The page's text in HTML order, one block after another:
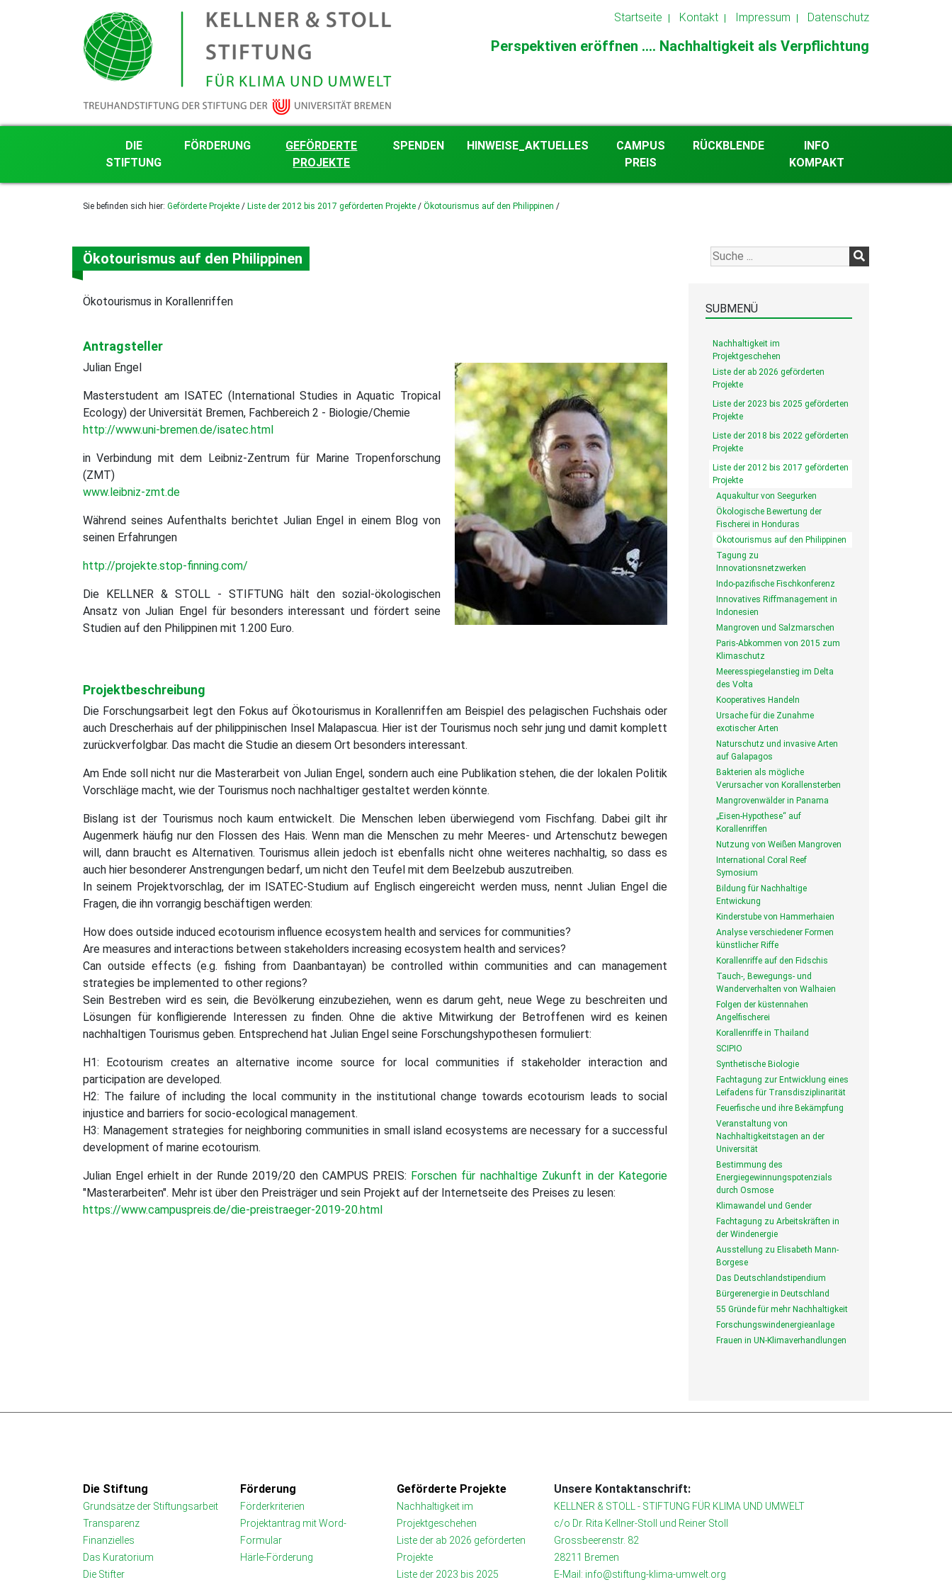
Startseite Kontakt Impressum Datenschutz
Perspektiven eröffnen .... Nachhaltigkeit als Verpflichtung
DIE
STIFTUNG
Grundsätze der Stiftungsarbeit
Das Kuratorium
Die Stifter
Logo, Farben und Schrift
FÖRDERUNG
Förderkriterien
Härle-Förderung
GEFÖRDERTE
PROJEKTE
Nachhaltigkeit im
Projektgeschehen
Liste der 2023 bis 2025
geförderten Projekte
SPENDEN HINWEISE_AKTUELLES
CAMPUS
PREIS
RÜCKBLENDE
INFO
KOMPAKT
Sie befinden sich hier: Geförderte Projekte / Liste der 2012 bis 2017 geförderten Projekte / Ökotourismus auf den Philippinen /
Ökotourismus auf den Philippinen
Ökotourismus in Korallenriffen
Antragsteller
Julian Engel
Masterstudent am ISATEC (International Studies in Aquatic Tropical
Ecology) der Universität Bremen, Fachbereich 2 - Biologie/Chemie
http://www.uni-bremen.de/isatec.html
in Verbindung mit dem Leibniz-Zentrum für Marine Tropenforschung
(ZMT)
www.leibniz-zmt.de
Während seines Aufenthalts berichtet Julian Engel in einem Blog von
seinen Erfahrungen
http://projekte.stop-finning.com/
Die KELLNER & STOLL - STIFTUNG hält den sozial-ökologischen
Ansatz von Julian Engel für besonders interessant und fördert seine
Studien auf den Philippinen mit 1.200 Euro.
Projektbeschreibung
Die Forschungsarbeit legt den Fokus auf Ökotourismus in Korallenriffen am Beispiel des pelagischen Fuchshais oder
auch Drescherhais auf der philippinischen Insel Malapascua. Hier ist der Tourismus noch sehr jung und damit komplett
zurückverfolgbar. Das macht die Studie an diesem Ort besonders interessant.
Am Ende soll nicht nur die Masterarbeit von Julian Engel, sondern auch eine Publikation stehen, die der lokalen Politik
Vorschläge macht, wie der Tourismus noch nachhaltiger gestaltet werden könnte.
Bislang ist der Tourismus noch kaum entwickelt. Die Menschen leben überwiegend vom Fischfang. Dabei gilt ihr
Augenmerk häufig nur den Flossen des Hais. Wenn man die Menschen zu mehr Meeres- und Artenschutz bewegen
will, dann braucht es Alternativen. Tourismus allein jedoch ist ebenfalls nicht ohne weiteres nachhaltig, so dass es
auch hier besonderer Anstrengungen bedarf, um nicht den Teufel mit dem Beelzebub auszutreiben.
In seinem Projektvorschlag, der im ISATEC-Studium auf Englisch eingereicht werden muss, nennt Julian Engel die
Fragen, die ihn vorrangig beschäftigen werden:
How does outside induced ecotourism influence ecosystem health and services for communities?
Are measures and interactions between stakeholders increasing ecosystem health and services?
Can outside effects (e.g. fishing from Daanbantayan) be controlled within communities and can management
strategies be implemented to other regions?
Sein Bestreben wird es sein, die Bevölkerung einzubeziehen, wenn es darum geht, neue Wege zu beschreiten und
Lösungen für konfligierende Interessen zu finden. Ohne die aktive Mitwirkung der Betroffenen wird es keinen
nachhaltigen Tourismus geben. Entsprechend hat Julian Engel seine Forschungshypothesen formuliert:
H1: Ecotourism creates an alternative income source for local communities if stakeholder interaction and
participation are developed.
H2: The failure of including the local community in the institutional change towards ecotourism leads to social
injustice and barriers for socio-ecological management.
H3: Management strategies for neighboring communities in small island ecosystems are necessary for a successful
development of marine ecotourism.
Julian Engel erhielt in der Runde 2019/20 den CAMPUS PREIS: Forschen für nachhaltige Zukunft in der Kategorie
"Masterarbeiten". Mehr ist über den Preisträger und sein Projekt auf der Internetseite des Preises zu lesen:
https://www.campuspreis.de/die-preistraeger-2019-20.html
SUBMENÜ
Nachhaltigkeit im
Projektgeschehen
Liste der ab 2026 geförderten
Projekte
Liste der 2023 bis 2025 geförderten
Projekte
Liste der 2018 bis 2022 geförderten
Projekte
Liste der 2012 bis 2017 geförderten
Projekte
Aquakultur von Seegurken
Ökologische Bewertung der
Fischerei in Honduras
Ökotourismus auf den Philippinen
Tagung zu
Innovationsnetzwerken
Indo-pazifische Fischkonferenz
Innovatives Riffmanagement in
Indonesien
Mangroven und Salzmarschen
Paris-Abkommen von 2015 zum
Klimaschutz
Meeresspiegelanstieg im Delta
des Volta
Kooperatives Handeln
Ursache für die Zunahme
exotischer Arten
Naturschutz und invasive Arten
auf Galapagos
Bakterien als mögliche
Verursacher von Korallensterben
Mangrovenwälder in Panama
„Eisen-Hypothese“ auf
Korallenriffen
Nutzung von Weißen Mangroven
International Coral Reef
Symosium
Bildung für Nachhaltige
Entwickung
Kinderstube von Hammerhaien
Analyse verschiedener Formen
künstlicher Riffe
Korallenriffe auf den Fidschis
Tauch-, Bewegungs- und
Wanderverhalten von Walhaien
Folgen der küstennahen
Angelfischerei
Korallenriffe in Thailand
SCIPIO
Synthetische Biologie
Fachtagung zur Entwicklung eines
Leifadens für Transdisziplinarität
Feuerfische und ihre Bekämpfung
Veranstaltung von
Nachhaltigkeitstagen an der
Universität
Bestimmung des
Energiegewinnungspotenzials
durch Osmose
Klimawandel und Gender
Fachtagung zu Arbeitskräften in
der Windenergie
Ausstellung zu Elisabeth Mann-
Borgese
Das Deutschlandstipendium
Bürgerenergie in Deutschland
55 Gründe für mehr Nachhaltigkeit
Forschungswindenergieanlage
Frauen in UN-Klimaverhandlungen
Die Stiftung
Grundsätze der Stiftungsarbeit
Transparenz
Finanzielles
Das Kuratorium
Die Stifter
Förderung
Förderkriterien
Projektantrag mit Word-
Formular
Härle-Förderung
Geförderte Projekte
Nachhaltigkeit im
Projektgeschehen
Liste der ab 2026 geförderten
Projekte
Liste der 2023 bis 2025
Unsere Kontaktanschrift:
KELLNER & STOLL - STIFTUNG FÜR KLIMA UND UMWELT
c/o Dr. Rita Kellner-Stoll und Reiner Stoll
Grossbeerenstr. 82
28211 Bremen
E-Mail: info@stiftung-klima-umwelt.org